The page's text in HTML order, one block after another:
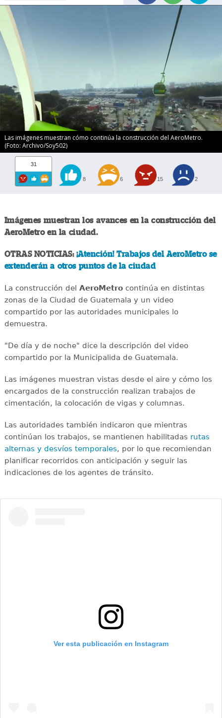
Las imágenes muestran cómo continúa la construcción del AeroMetro.
(Foto: Archivo/Soy502)
31
8 6 15 2
Imágenes muestran los avances en la construcción del
AeroMetro en la ciudad.
OTRAS NOTICIAS: ¡Atención! Trabajos del AeroMetro se
extenderán a otros puntos de la ciudad
La construcción del AeroMetrocontinúa en distintas
zonas de la Ciudad de Guatemala y un video
compartido por las autoridades municipales lo
demuestra.
"De día y de noche" dice la descripción del video
compartido por la Municipalida de Guatemala.
Las imágenes muestran vistas desde el aire y cómo los
encargados de la construcción realizan trabajos de
cimentación, la colocación de vigas y columnas.
Las autoridades también indicaron que mientras
continúan los trabajos, se mantienen habilitadas rutas
alternas y desvíos temporales, por lo que recomiendan
planificar recorridos con anticipación y seguir las
indicaciones de los agentes de tránsito.
Ver esta publicación en Instagram